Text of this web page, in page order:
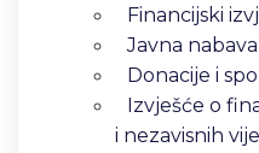
Financijski
Javna nabava
Donacije i
Izvješće o
i nezavisnih